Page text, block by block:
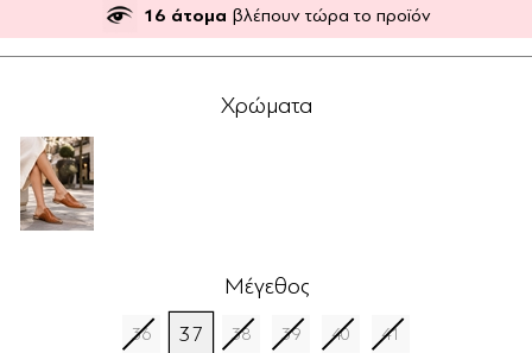
16 άτομα βλέπουν τώρα το προϊόν
Χρώματα
Μέγεθος
36 37 38 39 40 41